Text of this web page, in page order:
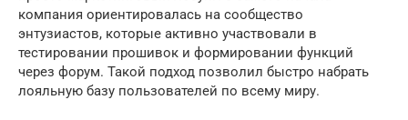
компания ориентировалась на сообщество
энтузиастов, которые активно участвовали в
тестировании прошивок и формировании функций
через форум. Такой подход позволил быстро набрать
лояльную базу пользователей по всему миру.